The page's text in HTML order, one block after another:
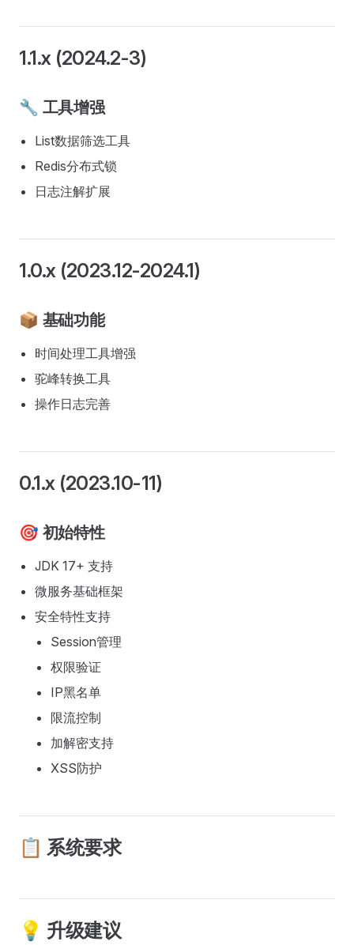
1.1.x (2024.2-3)
🔧 工具增强
List数据筛选工具
Redis分布式锁
日志注解扩展
1.0.x (2023.12-2024.1)
📦 基础功能
时间处理工具增强
驼峰转换工具
操作日志完善
0.1.x (2023.10-11)
🎯 初始特性
JDK 17+ 支持
微服务基础框架
安全特性支持
Session管理
权限验证
IP黑名单
限流控制
加解密支持
XSS防护
📋 系统要求
💡 升级建议